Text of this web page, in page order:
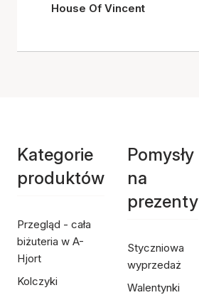
House Of Vincent
Kategorie
produktów
Przegląd - cała
biżuteria w A-
Hjort
Kolczyki
Pomysły
na
prezenty
Styczniowa
wyprzedaż
Walentynki